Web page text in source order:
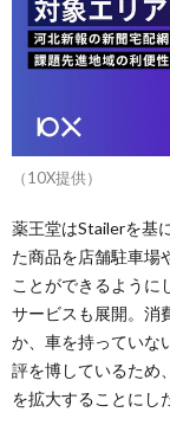
（10X提供）
薬王堂はStailerを基
た商品を店舗駐車場
ことができるように
サービスも展開。消
か、車を持っていな
評を博しているため
を拡大することにし